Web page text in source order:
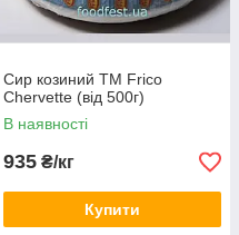
Сир козиний TM Frico
Chervette (від 500г)
В наявності
935 ₴/кг
Купити